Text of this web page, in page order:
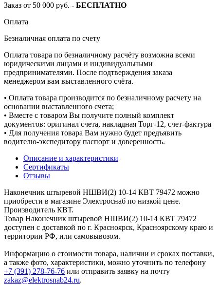
Заказ от 50 000 руб. - БЕСПЛАТНО
Оплата
Безналичная оплата по счету
Оплата товара по безналичному расчёту возможна всеми
юридическими лицами и индивидуальными
предпринимателями. После подтверждения заказа
менеджером вам выставленного счёта.
• Оплата товара производится по безналичному расчету на
основании выставленного счета;
• Вместе с товаром Вы получите полный комплект
документов: оригинал счета, накладная Торг-12, счет-фактура
• Для получения товара Вам нужно будет предъявить
водителю-экспедитору паспорт и доверенность.
Описание и характеристики
Сертификаты
Отзывы
Наконечник штыревой НШВИ(2) 10-14 КВТ 79472 можно
приобрести в магазине Электроснаб по низкой цене.
Производитель КВТ.
Товар Наконечник штыревой НШВИ(2) 10-14 КВТ 79472
доступен с доставкой по г. Красноярск, Красноярскому краю и
территории РФ, или самовывозом.
Информацию о стоимости товара, наличии и сроках поставки,
а также фото, характеристики, можно уточнить по телефону
+7 (391) 278-76-76 или отправить заявку на почту
zakaz@elektrosnab24.ru.